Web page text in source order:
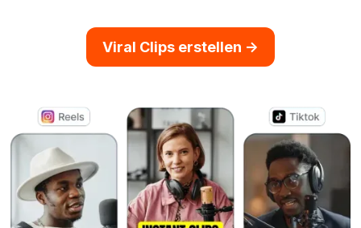
Viral Clips erstellen ->